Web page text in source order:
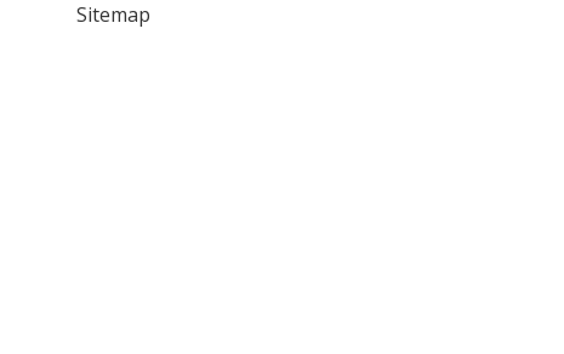
Sitemap